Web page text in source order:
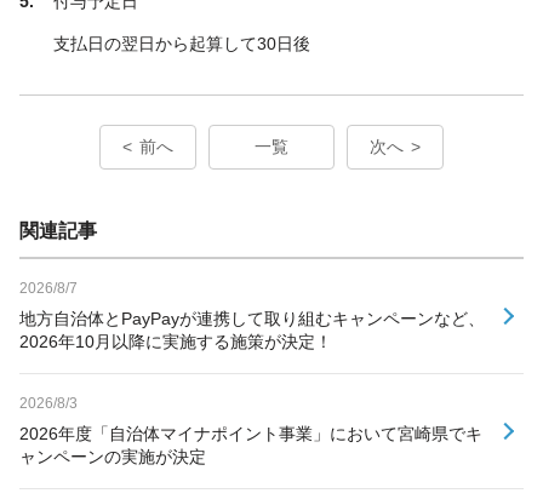
支払日の翌日から起算して30日後
前へ 一覧 次へ
関連記事
2026/8/7
地方自治体とPayPayが連携して取り組むキャンペーンなど、
2026年10月以降に実施する施策が決定！
2026/8/3
2026年度「自治体マイナポイント事業」において宮崎県でキ
ャンペーンの実施が決定